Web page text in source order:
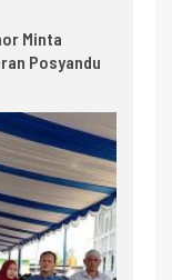
Minta
Posyandu